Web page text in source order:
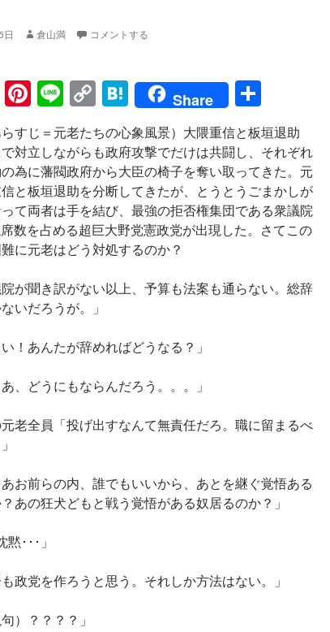
日 倉山満 コメントする
F
ac
Pi
nt
er
es
t
Li
n
e
C
p
y
Li
n
k
H
at
e
n
a
Share
有
らすじ＝元老たちの心象風景）大隈重信と板垣退助
対立しながらも政府攻撃でだけは共闘し、それぞれ
為に藩閥政府から大臣の椅子を奪い取ってきた。元
と板垣退助を分断してきたが、とうとうごまかしが
て両者は手を結び、最強の拒否権集団である衆議院
数を占める超巨大野党憲政党が出現した。さてこの
に元老はどう対処するのか？
が聞き訳がない以上、予算も法案も通らない。総辞
いだろうが。」
！あんたが辞めればどうなる？」
、どうにもならんだろう。。。」
老全員「投げ出すなんて無責任だろ。職に留まるべ
お前らの内、誰でもいいから、あとを継ぐ覚悟ある
あの狂犬どもと戦う覚悟がある奴居るのか？」
･･･」
政党を作ろうと思う。それしか方法はない。」
）？？？？」